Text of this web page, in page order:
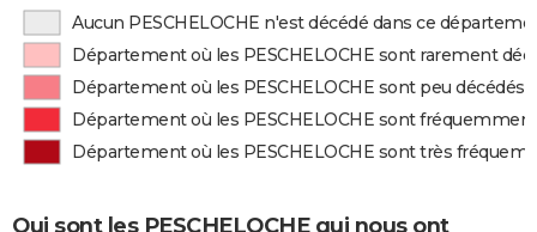
Aucun PESCHELOCHE n'est décédé dans ce
Département où les PESCHELOCHE sont rarement
Département où les PESCHELOCHE sont peu décédés
Département où les PESCHELOCHE sont
Département où les PESCHELOCHE sont très
Qui sont les PESCHELOCHE qui nous ont